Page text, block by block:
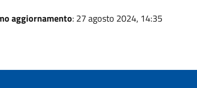
aggiornamento: 27 agosto 2024, 14:35